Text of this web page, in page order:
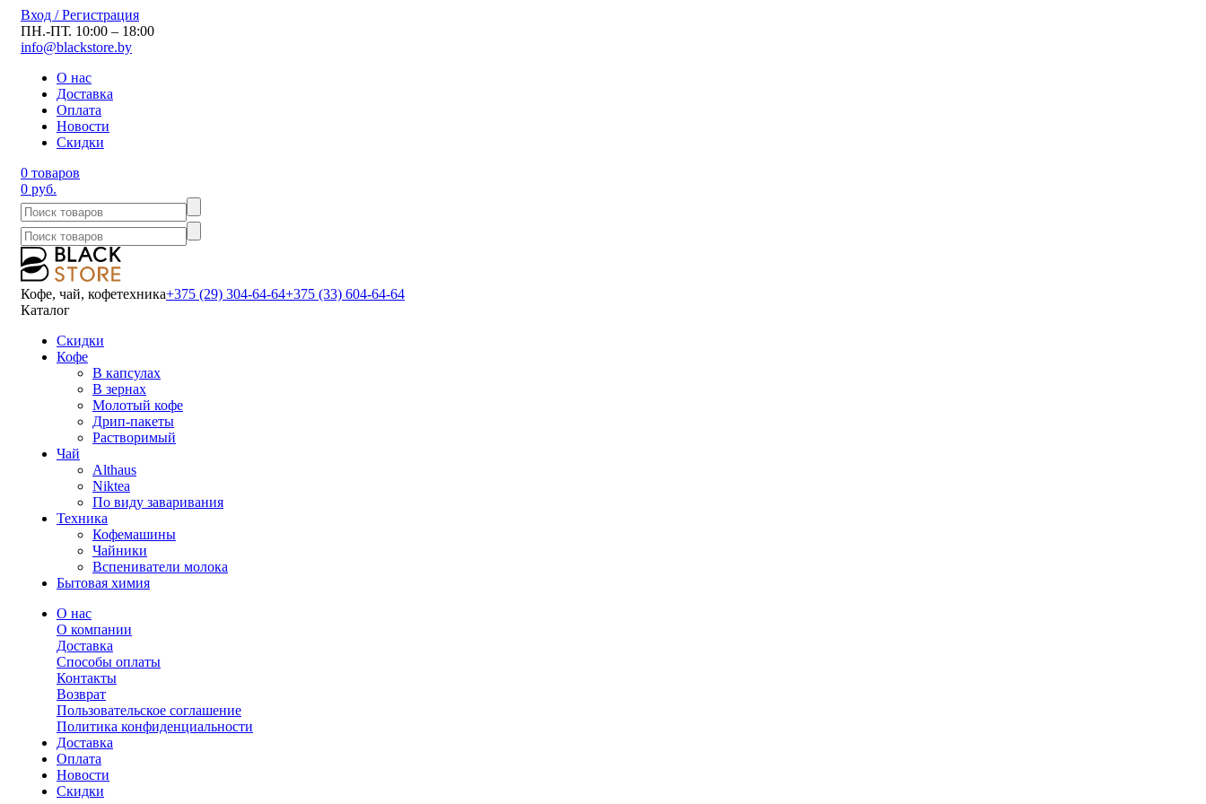
Вход / Регистрация
ПН.-ПТ. 10:00 – 18:00
info@blackstore.by
О нас
Доставка
Оплата
Новости
Скидки
0 товаров
0 руб.
Кофе, чай, кофетехника+375 (29) 304-64-64+375 (33) 604-64-64
Каталог
Скидки
Кофе
В капсулах
В зернах
Молотый кофе
Дрип-пакеты
Растворимый
Чай
Althaus
Niktea
По виду заваривания
Техника
Кофемашины
Чайники
Вспениватели молока
Бытовая химия
О нас
О компании
Доставка
Способы оплаты
Контакты
Возврат
Пользовательское соглашение
Политика конфиденциальности
Доставка
Оплата
Новости
Скидки